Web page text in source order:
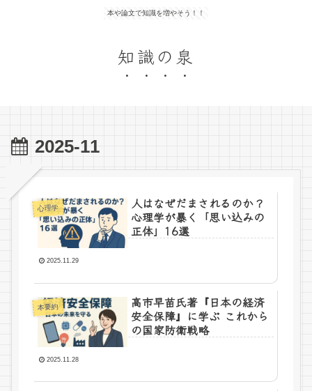
本や論文で知識を増やそう！！
知識の泉
2025-11
心理学
人はなぜだまされるのか？
心理学が暴く「思い込みの
正体」16選
2025.11.29
本要約
高市早苗氏著『日本の経済
安全保障』に学ぶ これから
の国家防衛戦略
2025.11.28